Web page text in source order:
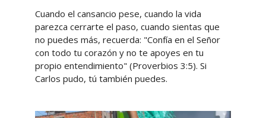
Cuando el cansancio pese, cuando la vida
parezca cerrarte el paso, cuando sientas que
no puedes más, recuerda: "Confía en el Señor
con todo tu corazón y no te apoyes en tu
propio entendimiento" (Proverbios 3:5). Si
Carlos pudo, tú también puedes.